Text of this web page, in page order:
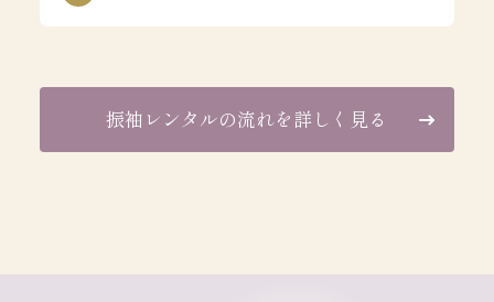
振袖レンタルの流れを詳しく見る